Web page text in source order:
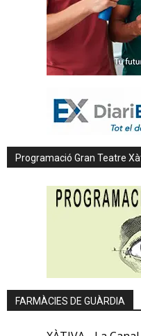
Programació Gran Teatre
FARMÀCIES DE GUÀRDIA